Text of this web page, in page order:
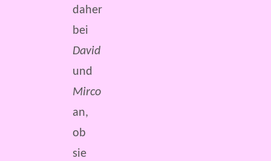
daher
bei
David
und
Mirco
an,
ob
sie